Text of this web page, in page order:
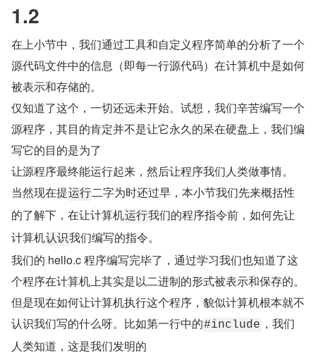
1.2
在上小节中，我们通过工具和自定义程序简单的分析了一个
源代码文件中的信息（即每一行源代码）在计算机中是如何
被表示和存储的。
仅知道了这个，一切还远未开始。试想，我们辛苦编写一个
源程序，其目的肯定并不是让它永久的呆在硬盘上，我们编
写它的目的是为了
让源程序最终能运行起来，然后让程序我们人类做事情。
当然现在提运行二字为时还过早，本小节我们先来概括性
的了解下，在让计算机运行我们的程序指令前，如何先让
计算机认识我们编写的指令。
我们的 hello.c 程序编写完毕了，通过学习我们也知道了这
但是现在如何让计算机执行这个程序，貌似计算机根本就不
认识我们写的什么呀。比如第一行中的#include ，我们
人类知道，这是我们发明的